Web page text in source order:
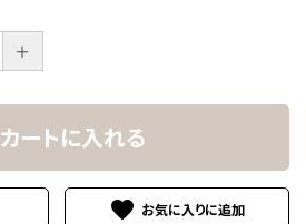
＋
カートに入れる
favorite